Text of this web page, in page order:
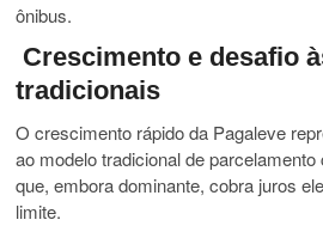
ônibus.
Crescimento e desafio
tradicionais
O crescimento rápido da Pagaleve
ao modelo tradicional de
que, embora dominante, cobra juros
limite.